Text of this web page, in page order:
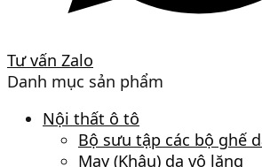
Tư vấn Zalo
Danh mục sản phẩm
Nội thất ô tô
Bộ sưu tập các bộ ghế
May (Khâu) da vô lăng